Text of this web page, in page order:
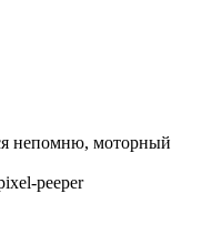
непомню, моторный
peeper